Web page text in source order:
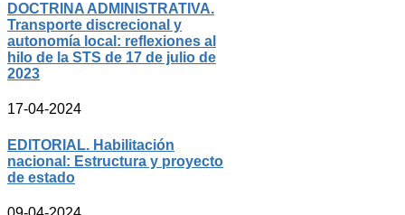
DOCTRINA ADMINISTRATIVA.
Transporte discrecional y
autonomía local: reflexiones al
hilo de la STS de 17 de julio de
2023
17-04-2024
EDITORIAL. Habilitación
nacional: Estructura y proyecto
de estado